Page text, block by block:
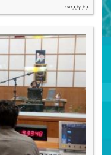
۱۳۹۸/۱۱/۱۶